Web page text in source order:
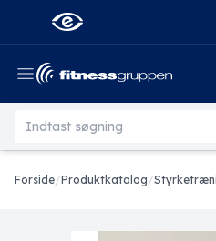
Forside/Produktkatalog/